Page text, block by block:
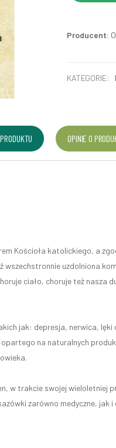
Producent:
KATEGORIE:
OPINIE O
Kościoła katolickiego, a
uzdolniona
ciało, choruje też
jak: depresja, nerwica, lęki
na naturalnych
w trakcie swojej wieloletniej
zarówno medyczne, jak i